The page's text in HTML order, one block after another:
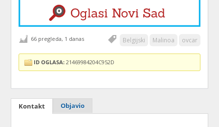
Belgijski Malinoa ovcar
66 pregleda, 1 danas
ID OGLASA: 21469984204C952D
Kontakt Objavio